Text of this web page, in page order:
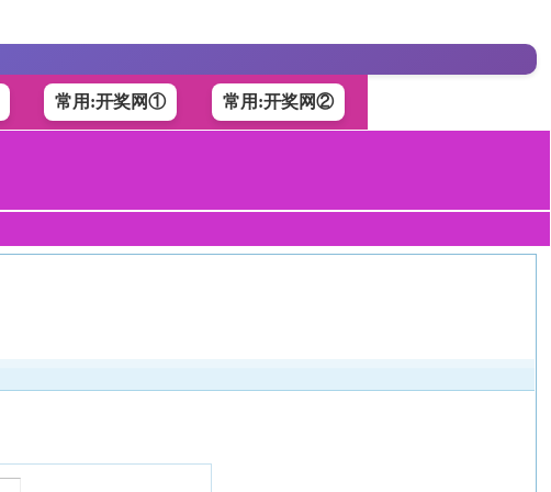
常用:开奖网① 常用:开奖网②